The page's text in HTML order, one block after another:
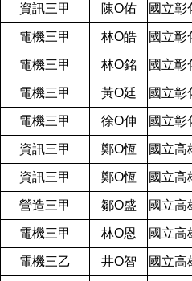
資訊三甲 陳O佑 國立彰
電機三甲 林O皓 國立彰
電機三甲 林O銘 國立彰
電機三甲 黃O廷 國立彰
電機三甲 徐O伸 國立彰
資訊三甲 鄭O恆 國立高
資訊三甲 鄭O恆 國立高
營造三甲 鄒O盛 國立高
電機三甲 林O恩 國立高
電機三乙 井O智 國立高